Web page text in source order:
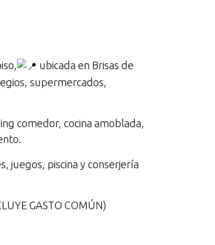
ubicada en Brisas de
supermercados,
comedor, cocina amoblada,
juegos, piscina y conserjería
GASTO COMÚN)